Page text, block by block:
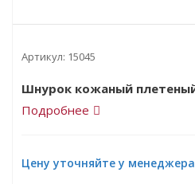
Артикул: 15045
Шнурок кожаный
Подробнее
Цену уточняйте у менеджера